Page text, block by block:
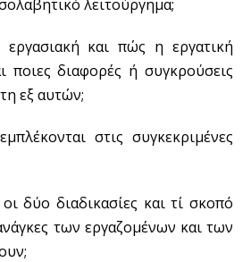
λειτούργημα;
και πώς η εργατική
ποιες διαφορές ή συγκρούσεις
εξ αυτών;
στις συγκεκριμένες
δύο διαδικασίες και τί σκοπό
των εργαζομένων και των